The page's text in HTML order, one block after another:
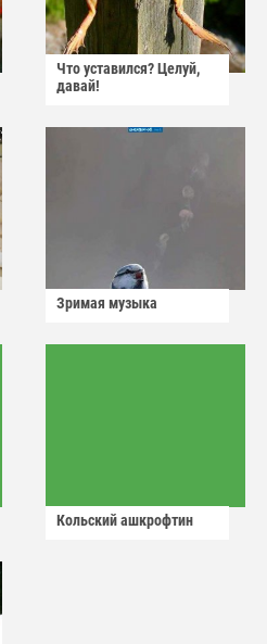
Что уставился? Целуй,
давай!
Зримая музыка
Кольский ашкрофтин